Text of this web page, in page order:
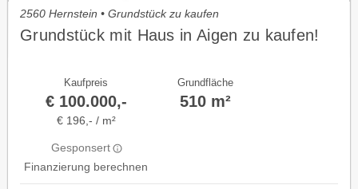
2560 Hernstein • Grundstück zu kaufen
Grundstück mit Haus in Aigen zu kaufen!
Kaufpreis
€ 100.000,-
€ 196,- / m²
Gesponsert
Finanzierung berechnen
Grundfläche
510 m²